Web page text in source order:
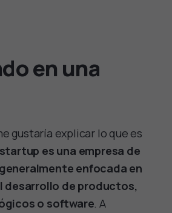
en una
gustaría explicar lo que es
es una empresa de
enfocada en
desarrollo de productos,
o software. A